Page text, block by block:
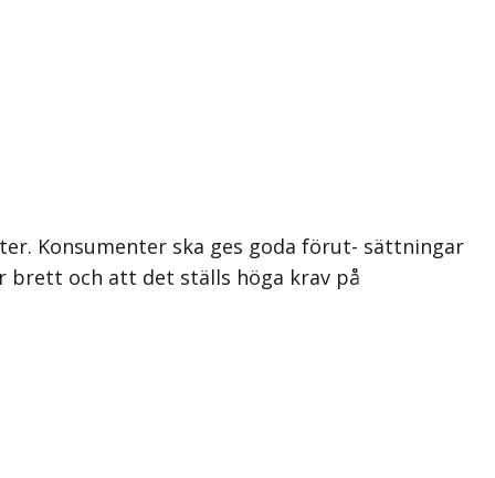
Konsumenter ska ges goda förut- sättningar
och att det ställs höga krav på